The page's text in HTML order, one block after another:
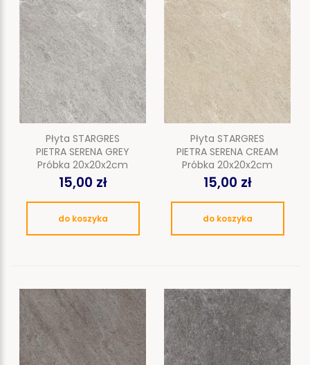
Płyta STARGRES
PIETRA SERENA GREY
Próbka 20x20x2cm
15,00 zł
do koszyka
Płyta STARGRES
PIETRA SERENA CREAM
Próbka 20x20x2cm
15,00 zł
do koszyka